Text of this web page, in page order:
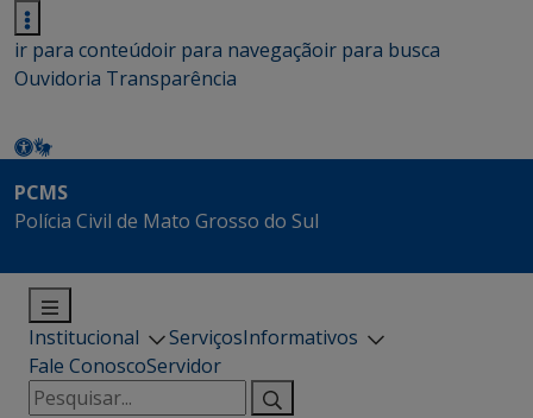
ir para conteúdoir para navegaçãoir para busca
Ouvidoria Transparência
PCMS
Polícia Civil de Mato Grosso do Sul
Institucional ServiçosInformativos
Fale ConoscoServidor
Pesquisar